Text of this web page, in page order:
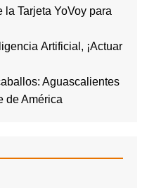
la Tarjeta YoVoy para
Artificial, ¡Actuar
Aguascalientes
de América